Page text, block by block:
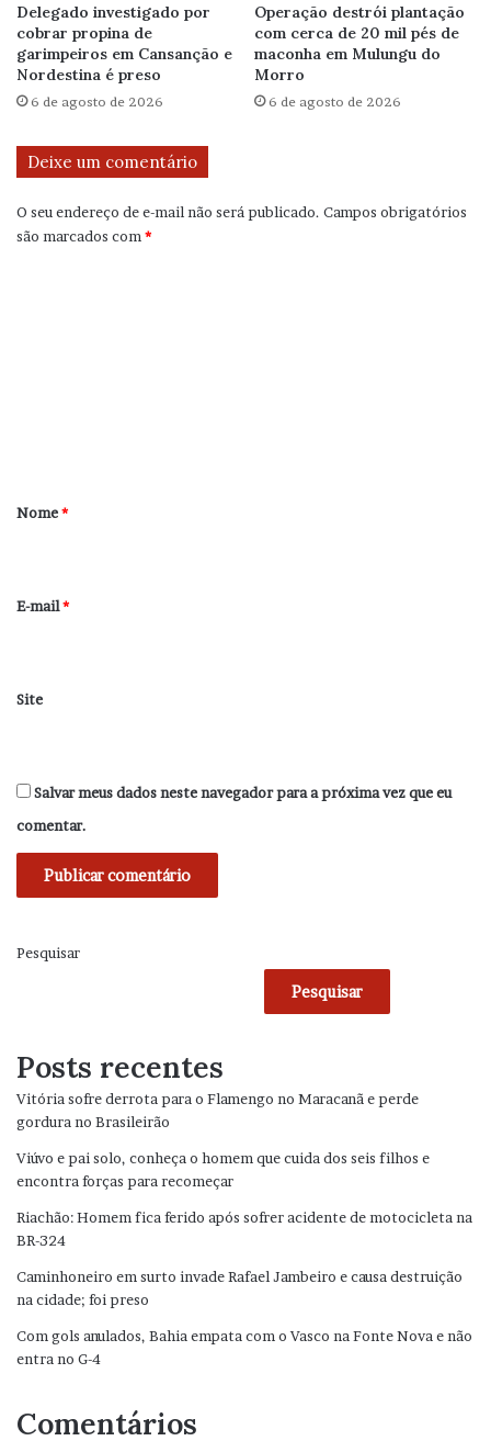
Delegado investigado por
cobrar propina de
garimpeiros em Cansanção e
Nordestina é preso
6 de agosto de 2026
Operação destrói plantação
com cerca de 20 mil pés de
maconha em Mulungu do
Morro
6 de agosto de 2026
Deixe um comentário
O seu endereço de e-mail não será publicado. Campos obrigatórios
são marcados com *
r
*
Nome*
E-mail*
Site
Salvar meus dados neste navegador para a próxima vez que eu
comentar.
Pesquisar
Pesquisar
Posts recentes
Vitória sofre derrota para o Flamengo no Maracanã e perde
gordura no Brasileirão
Viúvo e pai solo, conheça o homem que cuida dos seis filhos e
encontra forças para recomeçar
Riachão: Homem fica ferido após sofrer acidente de motocicleta na
BR-324
Caminhoneiro em surto invade Rafael Jambeiro e causa destruição
na cidade; foi preso
Com gols anulados, Bahia empata com o Vasco na Fonte Nova e não
entra no G-4
Comentários